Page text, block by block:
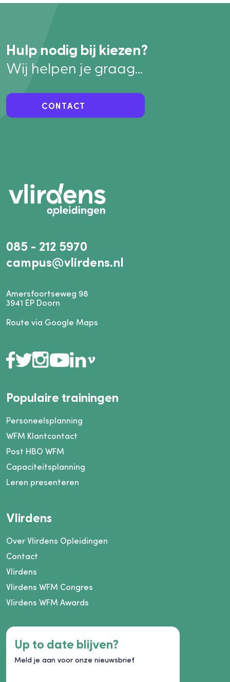
Hulp nodig bij kiezen?
Wij helpen je graag…
CONTACT
085 - 212 5970
campus@vlirdens.nl
Amersfoortseweg 98
3941 EP Doorn
Route via Google Maps
Populaire trainingen
Personeelsplanning
WFM Klantcontact
Post HBO WFM
Capaciteitsplanning
Leren presenteren
Vlirdens
Over Vlirdens Opleidingen
Contact
Vlirdens
Vlirdens WFM Congres
Vlirdens WFM Awards
Up to date blijven?
Meld je aan voor onze nieuwsbrief